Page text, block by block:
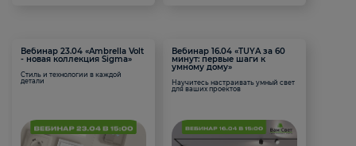
Вебинар 23.04 «Ambrella Volt
- новая коллекция Sigma»
Стиль и технологии в каждой
детали
Вебинар 16.04 «TUYA за 60
минут: первые шаги к
умному дому»
Научитесь настраивать умный свет
для ваших проектов